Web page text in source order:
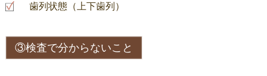
歯列状態（上下歯列）
③検査で分からないこと